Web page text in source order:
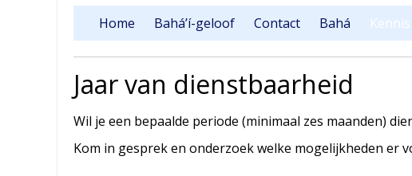
Home Bahá’í-geloof Contact Bahá
Jaar van dienstbaarheid
Wil je een bepaalde periode (minimaal zes maanden)
Kom in gesprek en onderzoek welke mogelijkheden er